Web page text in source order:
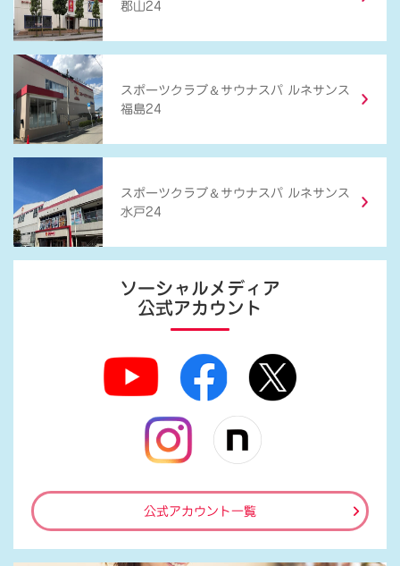
郡山24
スポーツクラブ ＆ サウナスパ ルネサンス
福島24
スポーツクラブ ＆ サウナスパ ルネサンス
水戸24
ソーシャルメディア
公式アカウント
公式アカウント一覧